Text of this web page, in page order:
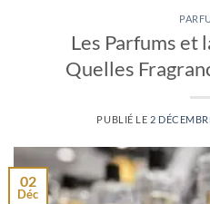
Les Parfums et
Quelles
PUBLIÉ LE 2
02
Déc